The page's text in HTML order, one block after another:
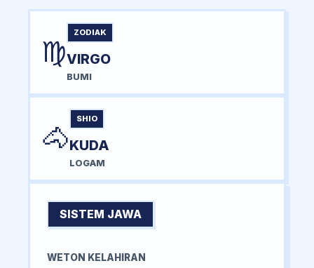
♍
ZODIAK
VIRGO
BUMI
🐴
SHIO
KUDA
LOGAM
SISTEM JAWA
WETON KELAHIRAN